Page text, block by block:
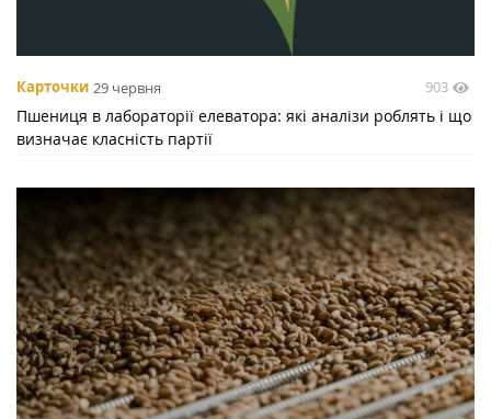
Карточки 29 червня 903
Пшениця в лабораторії елеватора: які аналізи роблять і що
визначає класність партії